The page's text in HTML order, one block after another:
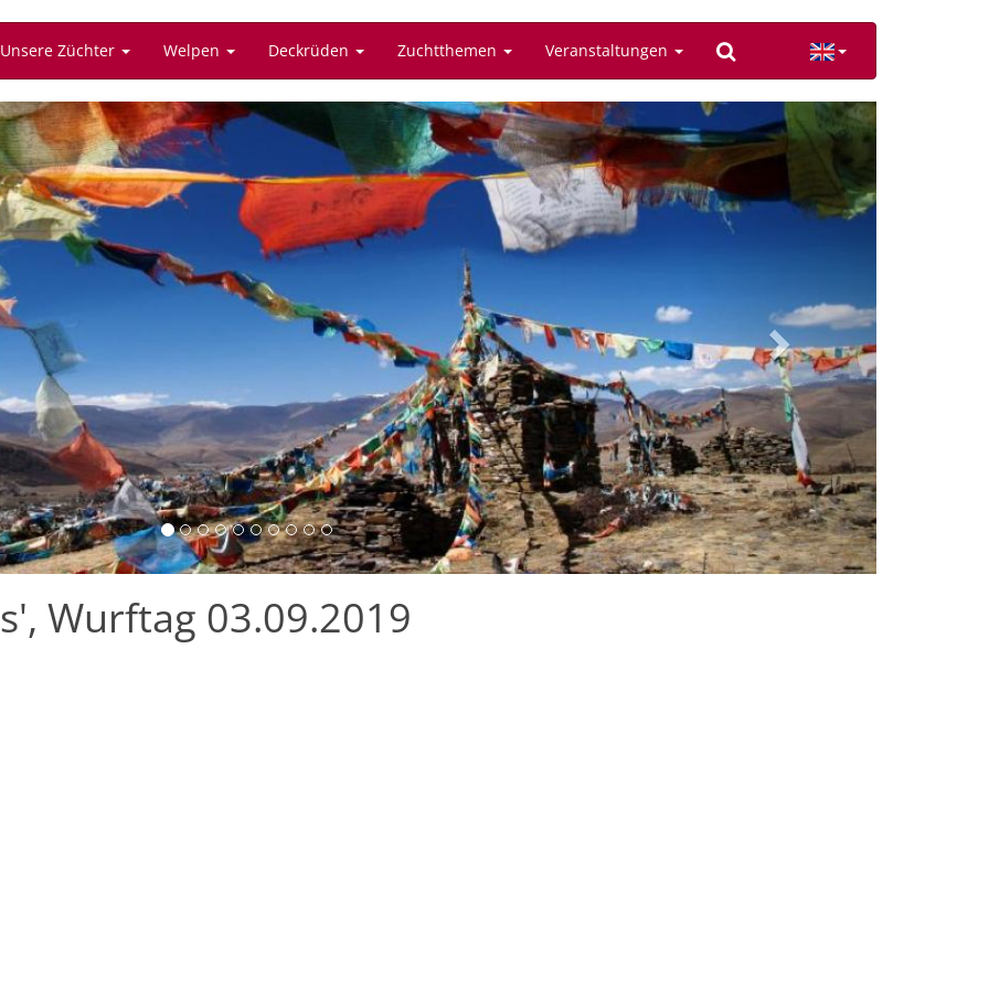
Unsere Züchter Welpen Deckrüden Zuchtthemen Veranstaltungen
Next
Wurftag 03.09.2019